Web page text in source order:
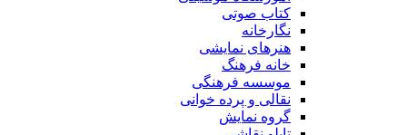
کتاب صوتی
نگارخانه
هنرهای نمایشی
خانه فرهنگ
موسسه فرهنگی
نقالی و پرده خوانی
گروه نمایش